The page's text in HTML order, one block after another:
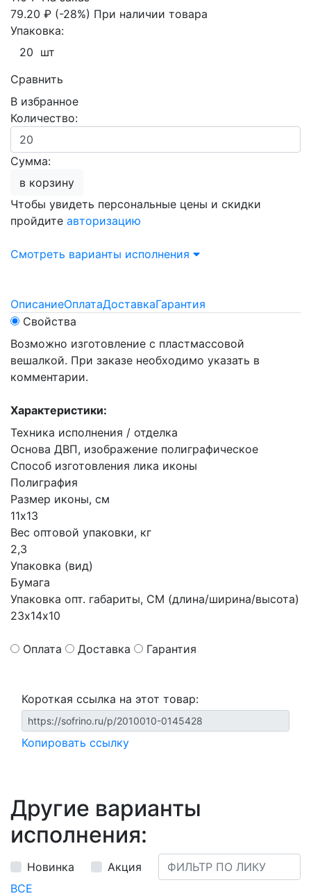
79.20 ₽ (-28%) При наличии товара
Упаковка:
20 шт
Сравнить
В избранное
Количество:
Сумма:
в корзину
Чтобы увидеть персональные цены и скидки
пройдите авторизацию
Смотреть варианты исполнения
ОписаниеОплатаДоставкаГарантия
Свойства
Возможно изготовление с пластмассовой
вешалкой. При заказе необходимо указать в
комментарии.
Характеристики:
Техника исполнения / отделка
Основа ДВП, изображение полиграфическое
Способ изготовления лика иконы
Полиграфия
Размер иконы, см
11х13
Вес оптовой упаковки, кг
2,3
Упаковка (вид)
Бумага
Упаковка опт. габариты, СМ (длина/ширина/высота)
23х14х10
Оплата Доставка Гарантия
Короткая ссылка на этот товар:
Копировать ссылку
Другие варианты
исполнения:
Новинка
Акция
ВСЕ